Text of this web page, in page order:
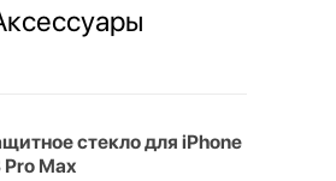
стекло для iPhone
Pro Max